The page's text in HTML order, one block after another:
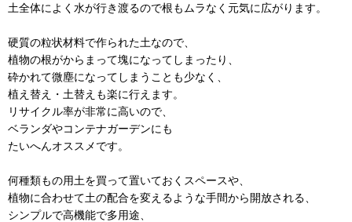
土全体によく水が行き渡るので根もムラなく元気に広がります。
硬質の粒状材料で作られた土なので、
植物の根がからまって塊になってしまったり、
砕かれて微塵になってしまうことも少なく、
植え替え・土替えも楽に行えます。
リサイクル率が非常に高いので、
ベランダやコンテナガーデンにも
たいへんオススメです。
何種類もの用土を買って置いておくスペースや、
植物に合わせて土の配合を変えるような手間から開放される、
シンプルで高機能で多用途、